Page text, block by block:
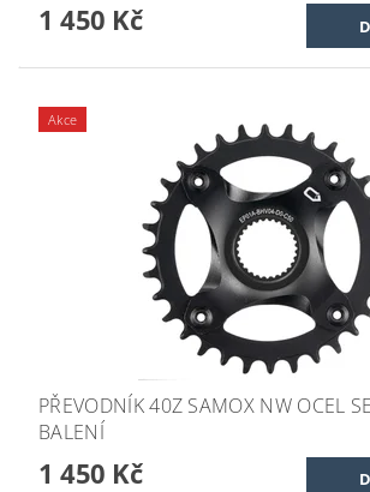
1 450 Kč
Akce
PŘEVODNÍK 40Z SAMOX NW OCEL
BALENÍ
1 450 Kč